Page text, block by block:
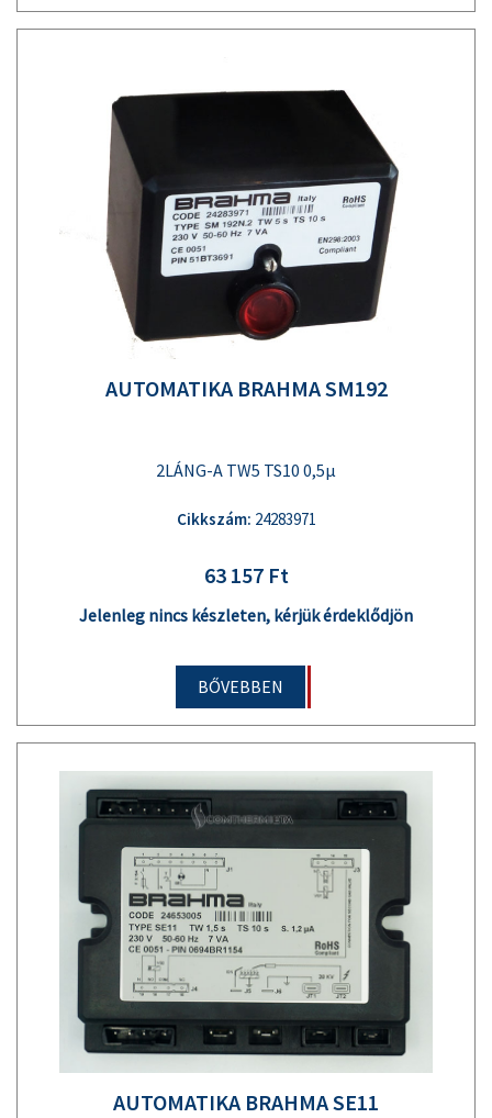
AUTOMATIKA BRAHMA SM192
2LÁNG-A TW5 TS10 0,5µ
Cikkszám: 24283971
63 157 Ft
Jelenleg nincs készleten, kérjük érdeklődjön
BŐVEBBEN
AUTOMATIKA BRAHMA SE11